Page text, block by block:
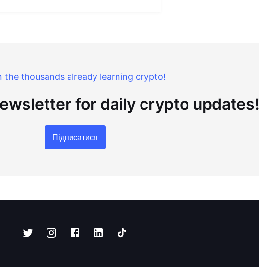
the thousands already learning crypto!
for daily crypto updates!
Підписатися